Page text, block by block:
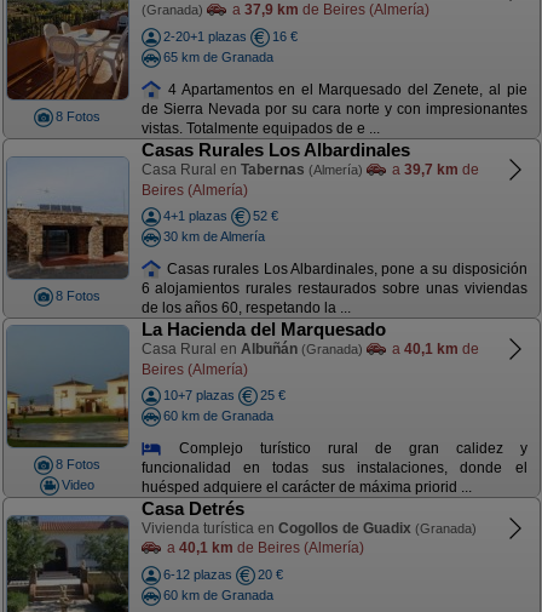
8 Fotos
(Granada) a 37,9 km de Beires (Almería)
2-20+1 plazas
16 €
65 km de Granada
4 Apartamentos en el Marquesado del Zenete, al pie
de Sierra Nevada por su cara norte y con impresionantes
vistas. Totalmente equipados de e ...
8 Fotos
Casas Rurales Los Albardinales
Casa Rural en Tabernas (Almería) a 39,7 km de
Beires (Almería)
4+1 plazas
52 €
30 km de Almería
Casas rurales Los Albardinales, pone a su disposición
6 alojamientos rurales restaurados sobre unas viviendas
de los años 60, respetando la ...
8 Fotos
Video
La Hacienda del Marquesado
Casa Rural en Albuñán (Granada) a 40,1 km de
Beires (Almería)
10+7 plazas
25 €
60 km de Granada
Complejo turístico rural de gran calidez y
funcionalidad en todas sus instalaciones, donde el
huésped adquiere el carácter de máxima priorid ...
Casa Detrés
Vivienda turística en Cogollos de Guadix (Granada)
a 40,1 km de Beires (Almería)
6-12 plazas
20 €
60 km de Granada